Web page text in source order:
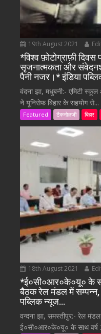
19th August 2021
*विश्व फ़ोटोग्राफ़ी
सृजनात्मकता और
पैनी नजर।* इंडिया
वंदना झा, मधुबनी:- एमिटी
ने यूनिसेफ बिहार के सहयोग से...
Featured टैकनोलजी बिहार
18th August 2021
*ई०सी०आर०के०यू० के
बैठक रेल मंडल में सम्पन्न,
पब्लिक न्यूज…
वन्दना झा, समस्तीपुर:- रेल मंडल
ई०सी०आर०के०यू० के साथ वर्ष